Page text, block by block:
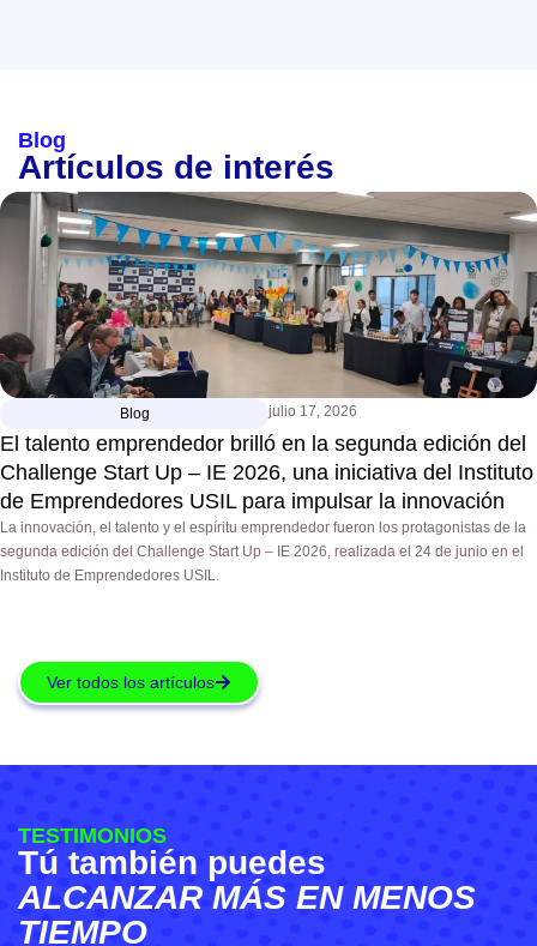
Blog
Artículos de interés
Blog julio 17, 2026
El talento emprendedor brilló en la segunda edición del
Challenge Start Up – IE 2026, una iniciativa del Instituto
de Emprendedores USIL para impulsar la innovación
La innovación, el talento y el espíritu emprendedor fueron los protagonistas de la
segunda edición del Challenge Start Up – IE 2026, realizada el 24 de junio en el
Instituto de Emprendedores USIL.
Ver todos los artículos
TESTIMONIOS
Tú también puedes
ALCANZAR MÁS EN MENOS
TIEMPO